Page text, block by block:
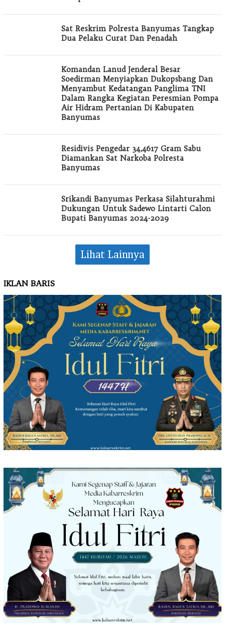
Sat Reskrim Polresta Banyumas Tangkap
Dua Pelaku Curat Dan Penadah
Komandan Lanud Jenderal Besar
Soedirman Menyiapkan Dukopsbang Dan
Menyambut Kedatangan Panglima TNI
Dalam Rangka Kegiatan Peresmian Pompa
Air Hidram Pertanian Di Kabupaten
Banyumas
Residivis Pengedar 34,4617 Gram Sabu
Diamankan Sat Narkoba Polresta
Banyumas
Srikandi Banyumas Perkasa Silahturahmi
Dukungan Untuk Sadewo Lintarti Calon
Bupati Banyumas 2024-2029
Lihat Lainnya
IKLAN BARIS